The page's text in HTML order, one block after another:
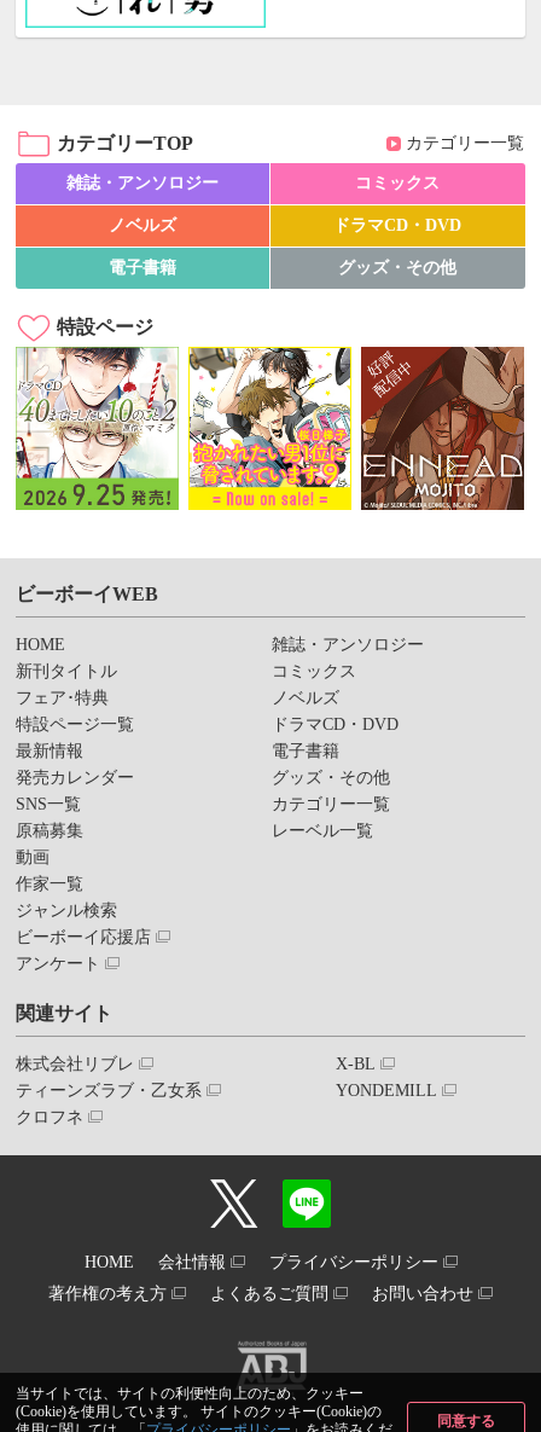
当サイトでは、サイトの利便性向上のため、クッキー
(Cookie)を使用しています。 サイトのクッキー(Cookie)の
同意する
カテゴリーTOP カテゴリー一覧
雑誌・アンソロジー コミックス
ノベルズ ドラマCD・DVD
電子書籍 グッズ・その他
特設ページ
ビーボーイWEB
HOME
新刊タイトル
フェア･特典
特設ページ一覧
最新情報
発売カレンダー
SNS一覧
原稿募集
動画
作家一覧
ジャンル検索
ビーボーイ応援店
アンケート
雑誌・アンソロジー
コミックス
ノベルズ
ドラマCD・DVD
電子書籍
グッズ・その他
カテゴリー一覧
レーベル一覧
関連サイト
株式会社リブレ
ティーンズラブ・乙女系
クロフネ
X-BL
YONDEMILL
HOME 会社情報
プライバシーポリシー
著作権の考え方
よくあるご質問 お問い合わせ